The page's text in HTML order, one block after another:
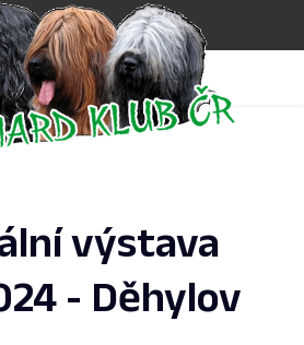
výstava
- Děhylov